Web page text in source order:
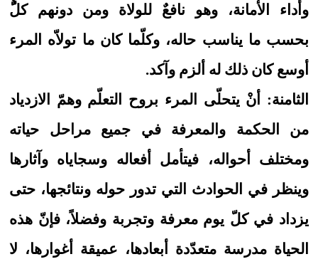
وأداء الأمانة، وهو نافعٌ للولاة ومن دونهم كلٌُّ
بحسب ما يناسب حاله، وكلّما كان ما تولاّه المرء
أوسع كان ذلك له ألزم وآكد.
الثامنة: أنْ يتحلّى المرء بروح التعلّم وهمّ الازدياد
من الحكمة والمعرفة في جميع مراحل حياته
ومختلف أحواله، فيتأمل أفعاله وسجاياه وآثارها
وينظر في الحوادث التي تدور حوله ونتائجها، حتى
يزداد في كلّ يوم معرفة وتجربة وفضلاً، فإنّ هذه
الحياة مدرسة متعدّدة أبعادها، عميقة أغوارها، لا